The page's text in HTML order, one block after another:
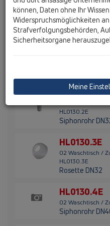
aus HL34 und
HL44
HL0130.2E
02 Waschtisch /
HL0130.2E
Siphonrohr
HL0130.3E
02 Waschtisch /
HL0130.3E
Rosette DN32
HL0130.4E
02 Waschtisch /
Siphonrohr
können, Daten ohne Ihr
Widerspruchsmöglichkeiten
Strafverfolgungsbehörden,
Sicherheitsorgane
Meine